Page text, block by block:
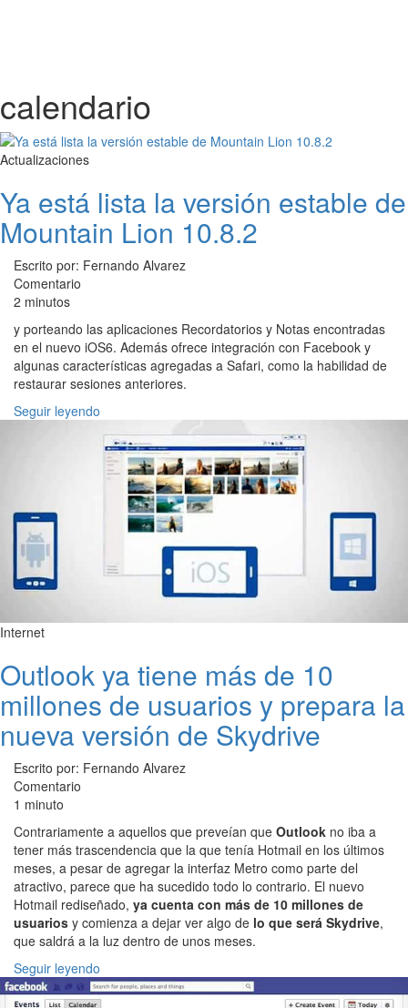
calendario
Actualizaciones
Ya está lista la versión estable de
Mountain Lion 10.8.2
Escrito por: Fernando Alvarez
Comentario
2 minutos
y porteando las aplicaciones Recordatorios y Notas encontradas
en el nuevo iOS6. Además ofrece integración con Facebook y
algunas características agregadas a Safari, como la habilidad de
restaurar sesiones anteriores.
Seguir leyendo
Internet
Outlook ya tiene más de 10
millones de usuarios y prepara la
nueva versión de Skydrive
Escrito por: Fernando Alvarez
Comentario
1 minuto
Contrariamente a aquellos que preveían que Outlook no iba a
tener más trascendencia que la que tenía Hotmail en los últimos
meses, a pesar de agregar la interfaz Metro como parte del
atractivo, parece que ha sucedido todo lo contrario. El nuevo
Hotmail rediseñado, ya cuenta con más de 10 millones de
usuarios y comienza a dejar ver algo de lo que será Skydrive,
que saldrá a la luz dentro de unos meses.
Seguir leyendo